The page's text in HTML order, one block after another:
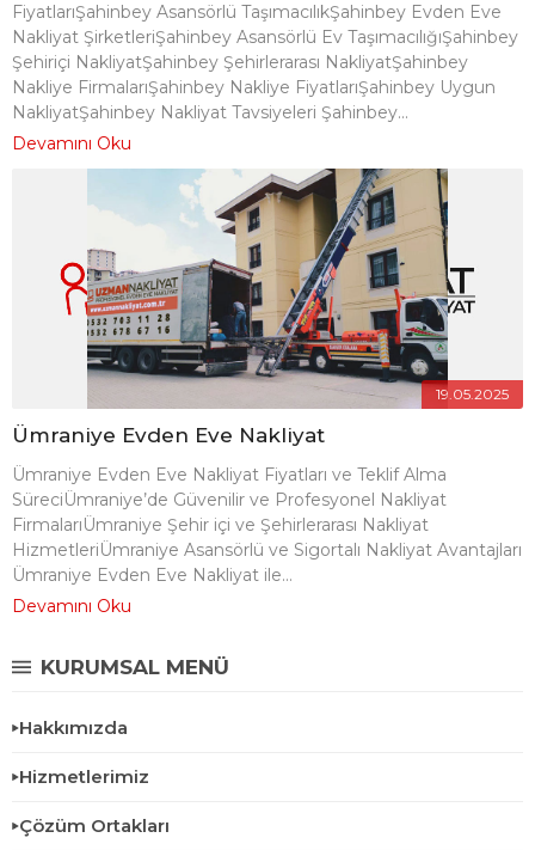
FiyatlarıŞahinbey Asansörlü TaşımacılıkŞahinbey Evden Eve
Nakliyat ŞirketleriŞahinbey Asansörlü Ev TaşımacılığıŞahinbey
Şehiriçi NakliyatŞahinbey Şehirlerarası NakliyatŞahinbey
Nakliye FirmalarıŞahinbey Nakliye FiyatlarıŞahinbey Uygun
NakliyatŞahinbey Nakliyat Tavsiyeleri Şahinbey...
Devamını Oku
19.05.2025
Ümraniye Evden Eve Nakliyat
Ümraniye Evden Eve Nakliyat Fiyatları ve Teklif Alma
SüreciÜmraniye’de Güvenilir ve Profesyonel Nakliyat
FirmalarıÜmraniye Şehir içi ve Şehirlerarası Nakliyat
HizmetleriÜmraniye Asansörlü ve Sigortalı Nakliyat Avantajları
Ümraniye Evden Eve Nakliyat ile...
Devamını Oku
KURUMSAL MENÜ
Hakkımızda
Hizmetlerimiz
Çözüm Ortakları